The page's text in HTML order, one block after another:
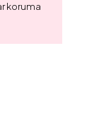
koruma